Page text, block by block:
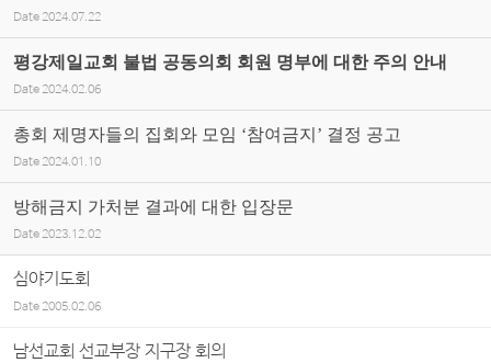
Date 2024.07.22
평강제일교회 불법 공동의회 회원 명부에 대한 주의 안내
Date 2024.02.06
총회 제명자들의 집회와 모임 ‘참여금지’ 결정 공고
Date 2024.01.10
방해금지 가처분 결과에 대한 입장문
Date 2023.12.02
심야기도회
Date2005.02.06
남선교회 선교부장 지구장 회의